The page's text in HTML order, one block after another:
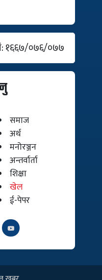
१६६७/०७६/०७७
समाज
अर्थ
मनोरञ्जन
अन्तर्वार्ता
शिक्षा
खेल
ई-पेपर